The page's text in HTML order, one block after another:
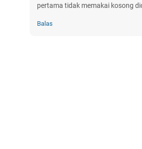
pertama tidak memakai kosong
Balas